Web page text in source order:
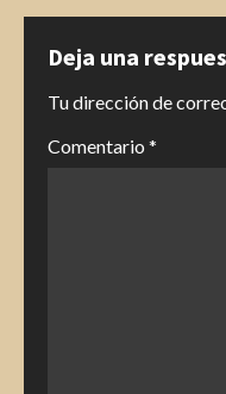
u
e
l
Deja una
Tu dirección de
Comentario *